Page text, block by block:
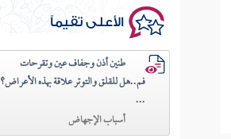
الأعلى تقيماً
طنين أذن وجفاف عين وتقرحات
فم..هل للقلق والتوتر علاقة بهذه الأعراض؟
...
أسباب الإجهاض